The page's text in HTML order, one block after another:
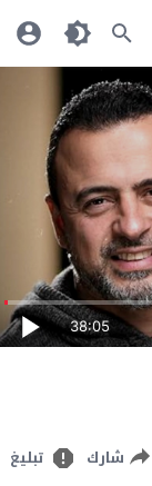
38:05
شارك تبليغ